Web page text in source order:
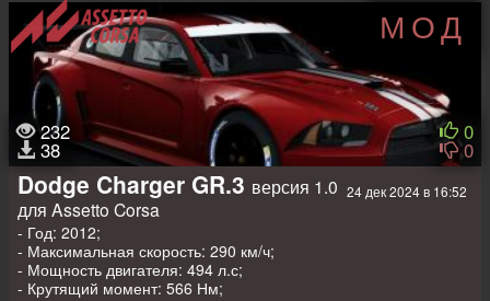
МОД
232
38
0
0
24 дек 2024 в 16:52
Dodge Charger GR.3 версия 1.0
для Assetto Corsa
- Год: 2012;
- Максимальная скорость: 290 км/ч;
- Мощность двигателя: 494 л.с;
- Крутящий момент: 566 Нм;